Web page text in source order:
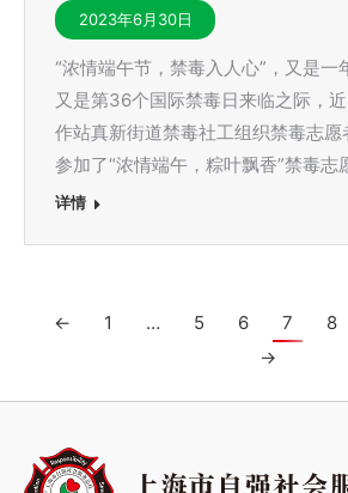
2023年6月30日
“浓情端午节，禁毒入人心”，又是一
又是第36个国际禁毒日来临之际，
作站真新街道禁毒社工组织禁毒志愿
参加了“浓情端午，粽叶飘香”禁毒志
详情
← 1 … 5 6 7 8
→